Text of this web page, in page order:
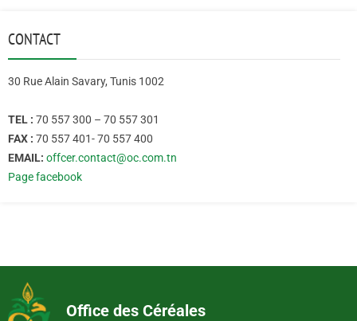
CONTACT
30 Rue Alain Savary, Tunis 1002
TEL : 70 557 300 – 70 557 301
FAX : 70 557 401- 70 557 400
EMAIL: offcer.contact@oc.com.tn
Page facebook
Office des Céréales